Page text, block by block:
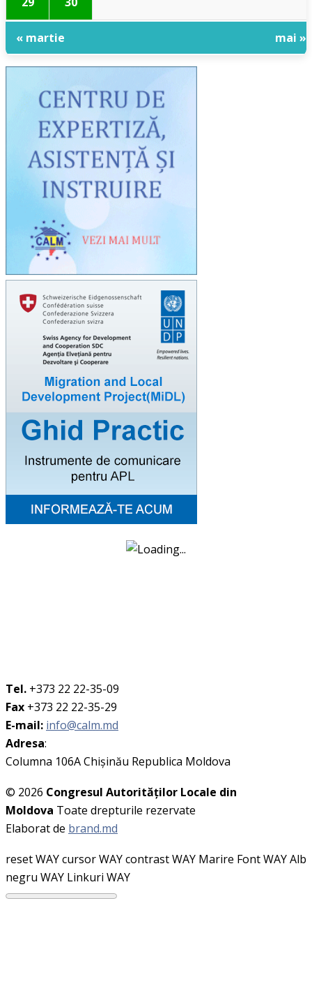
« martie mai »
Tel. +373 22 22-35-09
Fax +373 22 22-35-29
E-mail: info@calm.md
Adresa:
Columna 106A Chişinău Republica Moldova
© 2026 Congresul Autorităţilor Locale din
Moldova Toate drepturile rezervate
Elaborat de brand.md
reset WAYcursor WAYcontrast WAY Marire Font WAYAlb
negru WAY Linkuri WAY